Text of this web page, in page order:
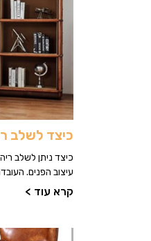
כיצד לשלב
כיצד ניתן לשלב
עיצוב הפנים.
קרא עוד >